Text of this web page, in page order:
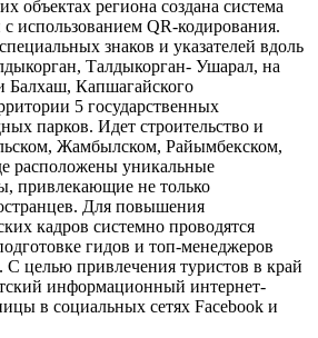
объектах региона создана система
использованием QR-кодирования.
знаков и указателей вдоль
Талдыкорган- Ушарал, на
Балхаш, Капшагайского
5 государственных
парков. Идет строительство и
Жамбылском, Райымбекском,
расположены уникальные
привлекающие не только
Для повышения
кадров системно проводятся
гидов и топ-менеджеров
С целью привлечения туристов в край
информационный интернет-
в социальных сетях Facebook и